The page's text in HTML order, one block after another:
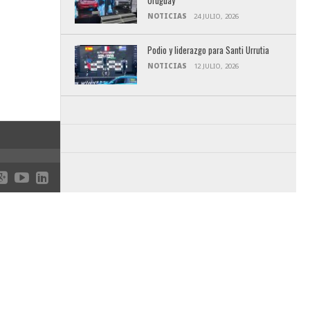
NOTICIAS 24 JULIO, 2026
Podio y liderazgo para Santi Urrutia
NOTICIAS 12 JULIO, 2026